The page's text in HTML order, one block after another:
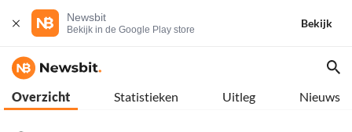
Newsbit
Bekijk in de Google Play store
Bekijk
Overzicht Statistieken Uitleg Nieuws